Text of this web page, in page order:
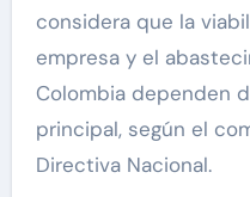
considera que la
empresa y el
Colombia dependen
principal, según el
Directiva Nacional.